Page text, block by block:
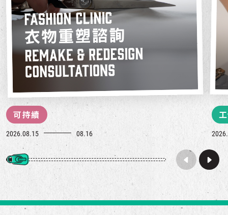
可持續
2026.08.15 08.16